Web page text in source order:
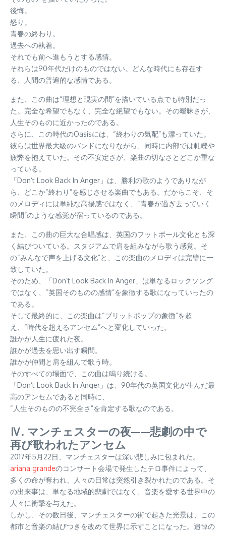
後悔。
怒り。
青春の終わり。
過去への執着。
それでも前へ進もうとする感情。
それらは90年代だけのものではない。どんな時代にも存在す
る、人間の普遍的な感情である。
また、この曲は“理想と現実の間”を描いている点でも特別だっ
た。完全な希望でもなく、完全な絶望でもない。その曖昧さが、
人生そのものに近かったのである。
さらに、この時代のOasisには、“終わりの気配”も漂っていた。
彼らは世界最大級のバンドになりながら、同時に内部では軋轢や
疲弊を抱えていた。その不安定さが、楽曲の切なさとどこか重な
っている。
「Don’t Look Back In Anger」は、勝利の歌のようでありなが
ら、どこか“終わり”を感じさせる楽曲でもある。だからこそ、そ
のメロディには単純な高揚感ではなく、“青春が過ぎ去っていく
瞬間”のような感覚が宿っているのである。
また、この曲の巨大な合唱感は、英国のフットボール文化とも深
く結びついている。スタジアムで肩を組みながら歌う感覚。そ
の“みんなで声を上げる文化”と、この楽曲のメロディは完璧に一
致していた。
そのため、「Don’t Look Back In Anger」は単なるロックソング
ではなく、“英国そのものの感情”を象徴する歌になっていったの
である。
そして最終的に、この楽曲は“ブリットポップの象徴”を超
え、“時代を超えるアンセム”へと変化していった。
誰かが人生に疲れた夜。
誰かが過去を思い出す瞬間。
誰かが仲間と肩を組んで歌う時。
そのすべての場面で、この曲は鳴り続ける。
「Don’t Look Back In Anger」は、90年代の英国文化が生んだ最
高のアンセムであると同時に、
“人生そのものの不完全さ”を肯定する歌なのである。
Ⅳ. マンチェスターの夜——悲劇の中で
再び歌われたアンセム
2017年5月22日、マンチェスターは深い悲しみに包まれた。
ariana grandeのコンサート会場で発生したテロ事件によって、
多くの命が奪われ、人々の日常は突然引き裂かれたのである。そ
の出来事は、単なる地域的悲劇ではなく、音楽を愛する世界中の
人々に衝撃を与えた。
しかし、その数日後、マンチェスターの街で起きた光景は、この
都市と音楽の結びつきを改めて世界に示すことになった。追悼の